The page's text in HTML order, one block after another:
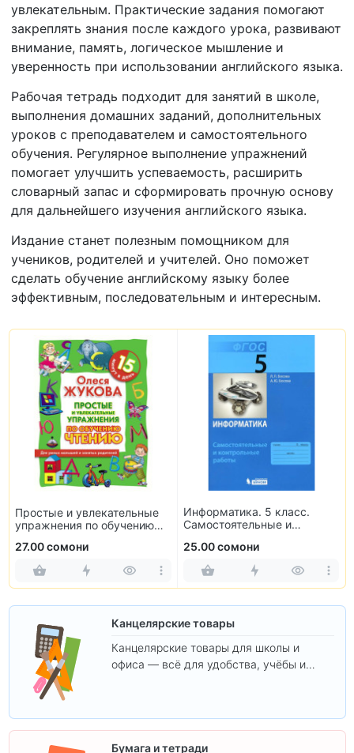
увлекательным. Практические задания помогают
закреплять знания после каждого урока, развивают
внимание, память, логическое мышление и
уверенность при использовании английского языка.
Рабочая тетрадь подходит для занятий в школе,
выполнения домашних заданий, дополнительных
уроков с преподавателем и самостоятельного
обучения. Регулярное выполнение упражнений
помогает улучшить успеваемость, расширить
словарный запас и сформировать прочную основу
для дальнейшего изучения английского языка.
Издание станет полезным помощником для
учеников, родителей и учителей. Оно поможет
сделать обучение английскому языку более
эффективным, последовательным и интересным.
Простые и увлекательные
упражнения по обучению
27.00 сомони
Информатика. 5 класс.
Самостоятельные и
25.00 сомони
Канцелярские товары
Канцелярские товары для школы и
офиса — всё для удобства, учёбы и
Бумага и тетради